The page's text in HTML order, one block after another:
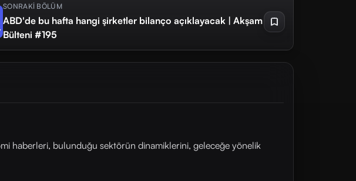
SONRAKİ BÖLÜM
ABD'de bu hafta hangi şirketler bilanço açıklayacak | Akşam
Bülteni #195
haberleri, bulunduğu sektörün dinamiklerini, geleceğe yönelik